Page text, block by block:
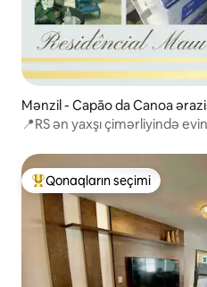
Mənzil - Capão da Canoa
📍RS ən yaxşı çimərliyində
Populyar "Qonaqların seçimi"
Qonaqların seçimi